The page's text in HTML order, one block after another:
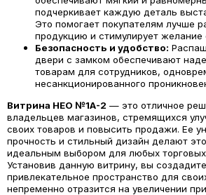
подчеркивает каждую деталь
Это помогает покупателям лучше
продукцию и стимулирует желание
Безопасность и удобство:
двери с замком обеспечивают
товарам для сотрудников,
несанкционированного
Витрина НЕО №1А-2 — это отличное
владельцев магазинов, стремящихся
своих товаров и повысить продажи. Ее
прочность и стильный дизайн делают
идеальным выбором для любых
Установив данную витрину, вы
привлекательное пространство для
непременно отразится на увеличении